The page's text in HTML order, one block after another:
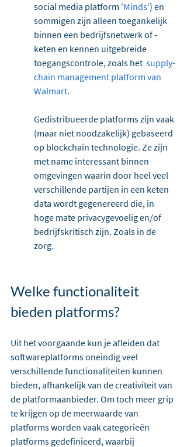
social media platform 'Minds') en
sommigen zijn alleen toegankelijk
binnen een bedrijfsnetwerk of -
keten en kennen uitgebreide
toegangscontrole, zoals het supply-
chain management platform van
Walmart.
Gedistribueerde platforms zijn vaak
(maar niet noodzakelijk) gebaseerd
op blockchain technologie. Ze zijn
met name interessant binnen
omgevingen waarin door heel veel
verschillende partijen in een keten
data wordt gegenereerd die, in
hoge mate privacygevoelig en/of
bedrijfskritisch zijn. Zoals in de
zorg.
Welke functionaliteit
bieden platforms?
Uit het voorgaande kun je afleiden dat
softwareplatforms oneindig veel
verschillende functionaliteiten kunnen
bieden, afhankelijk van de creativiteit van
de platformaanbieder. Om toch meer grip
te krijgen op de meerwaarde van
platforms worden vaak categorieën
platforms gedefinieerd, waarbij